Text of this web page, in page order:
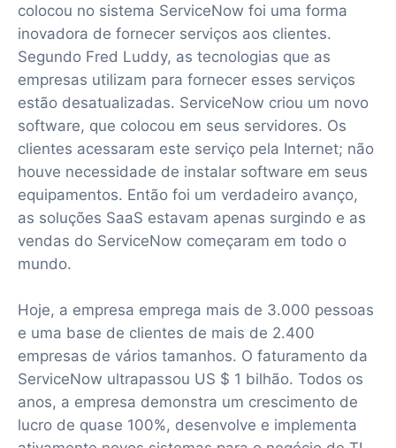
colocou no sistema ServiceNow foi uma forma
inovadora de fornecer serviços aos clientes.
Segundo Fred Luddy, as tecnologias que as
empresas utilizam para fornecer esses serviços
estão desatualizadas. ServiceNow criou um novo
software, que colocou em seus servidores. Os
clientes acessaram este serviço pela Internet; não
houve necessidade de instalar software em seus
equipamentos. Então foi um verdadeiro avanço,
as soluções SaaS estavam apenas surgindo e as
vendas do ServiceNow começaram em todo o
mundo.
Hoje, a empresa emprega mais de 3.000 pessoas
e uma base de clientes de mais de 2.400
empresas de vários tamanhos. O faturamento da
ServiceNow ultrapassou US $ 1 bilhão. Todos os
anos, a empresa demonstra um crescimento de
lucro de quase 100%, desenvolve e implementa